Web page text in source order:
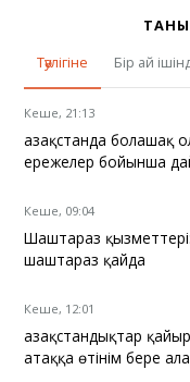
Тәулігіне
Бір ай
Кеше, 21:13
Қазақстанда болашақ
ережелер бойынша
Кеше, 09:04
Шаштараз
шаштараз қайда
Кеше, 12:01
Қазақстандықтар
атаққа өтінім бере